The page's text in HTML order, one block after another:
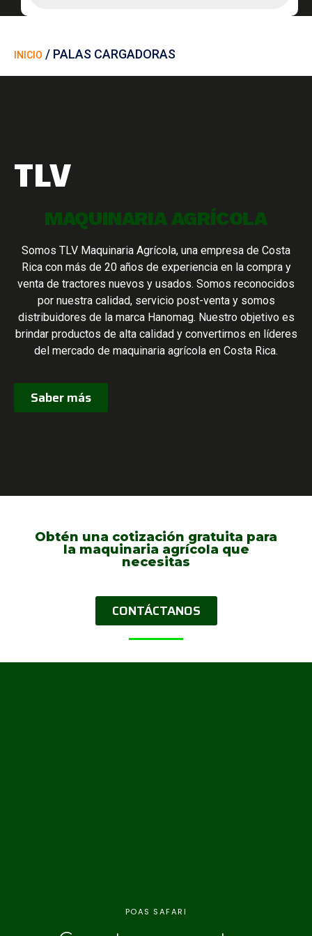
INICIO / PALAS CARGADORAS
TLV
MAQUINARIA AGRÍCOLA
Somos TLV Maquinaria Agrícola, una empresa de Costa
Rica con más de 20 años de experiencia en la compra y
venta de tractores nuevos y usados. Somos reconocidos
por nuestra calidad, servicio post-venta y somos
distribuidores de la marca Hanomag. Nuestro objetivo es
brindar productos de alta calidad y convertirnos en líderes
del mercado de maquinaria agrícola en Costa Rica.
Saber más
Obtén una cotización gratuita para
la maquinaria agrícola que
necesitas
CONTÁCTANOS
POAS SAFARI